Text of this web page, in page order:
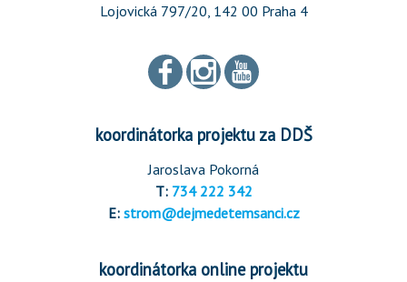
Lojovická 797/20, 142 00 Praha 4
koordinátorka projektu za DDŠ
Jaroslava Pokorná
T: 734 222 342
E: strom@dejmedetemsanci.cz
koordinátorka online projektu